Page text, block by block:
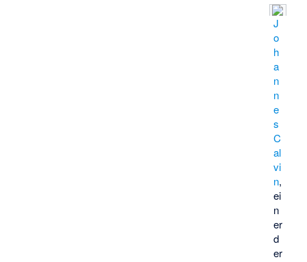
J
o
h
a
n
n
e
s
C
al
vi
n,
ei
n
er
d
er